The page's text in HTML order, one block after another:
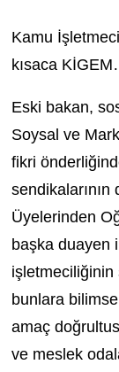
Kamu
kısaca
Eski bakan,
Soysal ve
fikri
sendikalarının
Üyelerinden
başka duayen
işletmeciliğinin
bunlara
amaç
ve meslek
Son
Haber